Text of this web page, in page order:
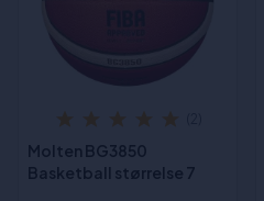
Molten BG3850
Basketball størrelse 7